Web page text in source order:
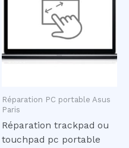
Réparation PC portable Asus
Paris
Réparation trackpad ou
touchpad pc portable